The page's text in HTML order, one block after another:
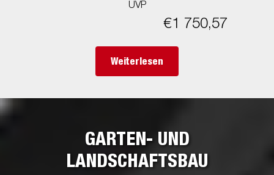
UVP
€1 750,57
Weiterlesen
GARTEN- UND
LANDSCHAFTSBAU